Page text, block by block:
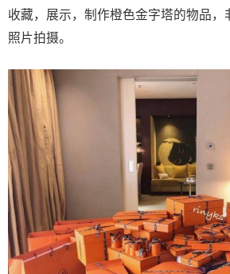
收藏，展示，制作橙色金字塔的物品，
照片拍摄。